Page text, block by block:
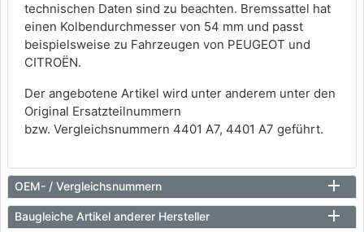
technischen Daten sind zu beachten. Bremssattel hat
einen Kolbendurchmesser von 54 mm und passt
beispielsweise zu Fahrzeugen von PEUGEOT und
CITROËN.
Der angebotene Artikel wird unter anderem unter den
Original Ersatzteilnummern
bzw. Vergleichsnummern 4401 A7, 4401 A7 geführt.
OEM- / Vergleichsnummern
Baugleiche Artikel anderer Hersteller